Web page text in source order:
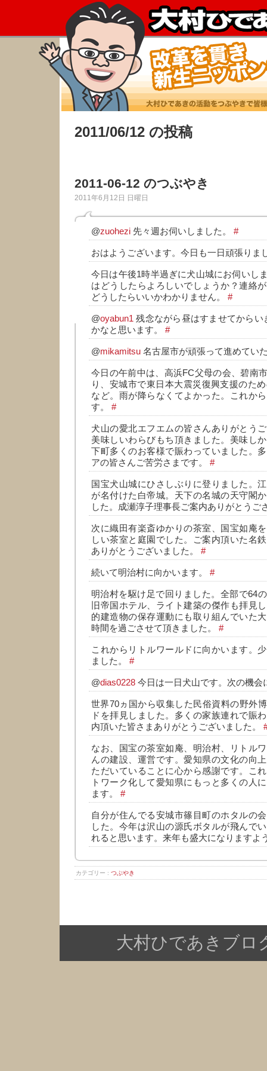
2011/06/12 の投稿
2011-06-12 のつぶやき
2011年6月12日 日曜日
@zuohezi 先々週お伺いしました。 #
おはようございます。今日も一日頑張りま
今日は午後1時半過ぎに犬山城にお伺いし
はどうしたらよろしいでしょうか？連絡
どうしたらいいかわかりません。 #
@oyabun1 残念ながら昼はすませてからい
かなと思います。 #
@mikamitsu 名古屋市が頑張って進めてい
今日の午前中は、高浜FC父母の会、碧南
り、安城市で東日本大震災復興支援のた
など。雨が降らなくてよかった。これか
す。 #
犬山の愛北エフエムの皆さんありがとう
美味しいわらびもち頂きました。美味し
下町多くのお客様で賑わっていました。
アの皆さんご苦労さまです。 #
国宝犬山城にひさしぶりに登りました。
が名付けた白帝城。天下の名城の天守閣
した。成瀬淳子理事長ご案内ありがとうご
次に織田有楽斎ゆかりの茶室、国宝如庵
しい茶室と庭園でした。ご案内頂いた名
ありがとうございました。 #
続いて明治村に向かいます。 #
明治村を駆け足で回りました。全部で64
旧帝国ホテル、ライト建築の傑作も拝見
的建造物の保存運動にも取り組んでいた
時間を過ごさせて頂きました。 #
これからリトルワールドに向かいます。
ました。 #
@dias0228 今日は一日犬山です。次の機
世界70ヵ国から収集した民俗資料の野外
ドを拝見しました。多くの家族連れで賑
内頂いた皆さまありがとうございました。
なお、国宝の茶室如庵、明治村、リトル
んの建設、運営です。愛知県の文化の向
ただいていることに心から感謝です。こ
トワーク化して愛知県にもっと多くの人
ます。 #
自分が住んでる安城市篠目町のホタルの
した。今年は沢山の源氏ボタルが飛んで
れると思います。来年も盛大になりますよ
カテゴリー : つぶやき
大村ひであきブロ